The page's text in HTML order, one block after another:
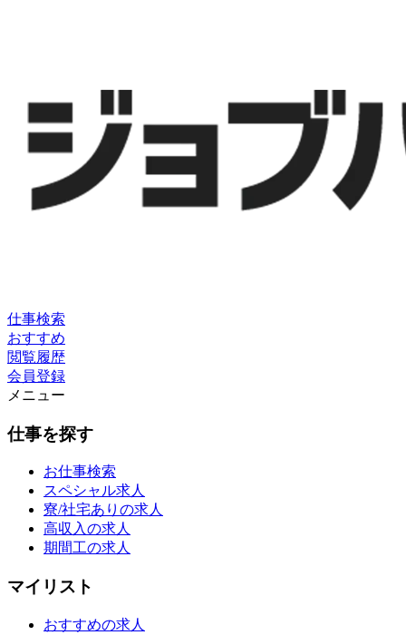
仕事検索
おすすめ
閲覧履歴
会員登録
メニュー
仕事を探す
お仕事検索
スペシャル求人
寮/社宅ありの求人
高収入の求人
期間工の求人
マイリスト
おすすめの求人